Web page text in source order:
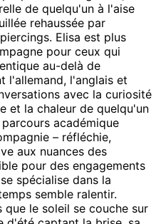
de quelqu'un à l'aise
rehaussée par
Elisa est plus
pour ceux qui
au-delà de
l'allemand, l'anglais et
avec la curiosité
et la chaleur de quelqu'un
académique
– réfléchie,
aux nuances des
pour des engagements
spécialise dans la
semble ralentir.
le soleil se couche sur